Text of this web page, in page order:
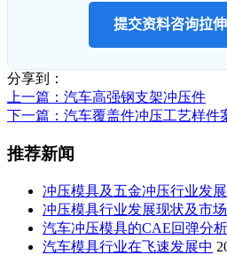
提交资料咨询拉
分享到：
上一篇 ：汽车高强钢支架冲压件
下一篇 ：汽车覆盖件冲压工艺样件
推荐新闻
冲压模具及五金冲压行业发
冲压模具行业发展现状及市
汽车冲压模具的CAE回弹分析
汽车模具行业在飞速发展中